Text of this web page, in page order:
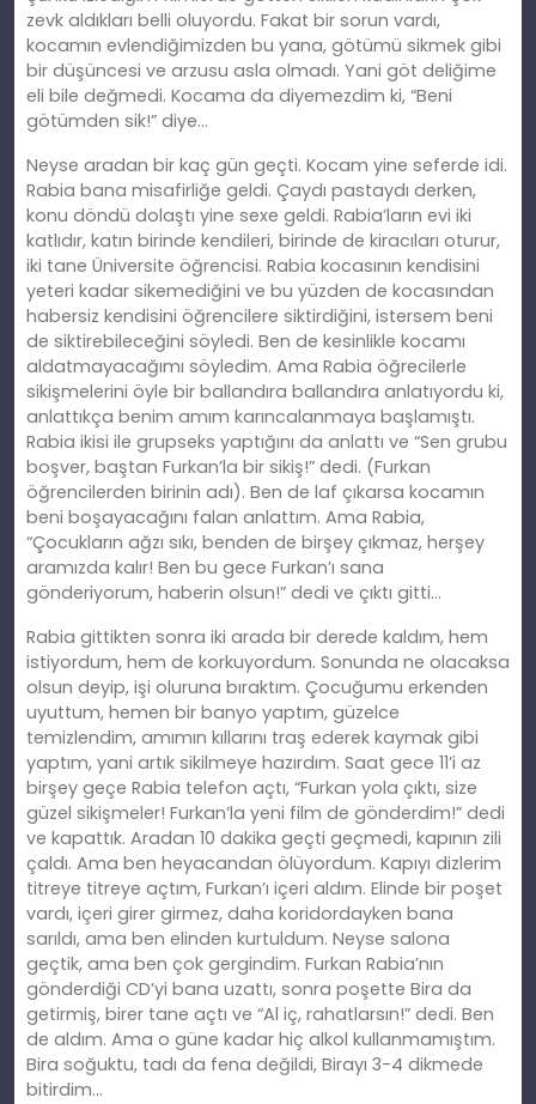
zevk aldıkları belli oluyordu. Fakat bir sorun vardı,
kocamın evlendiğimizden bu yana, götümü sikmek gibi
bir düşüncesi ve arzusu asla olmadı. Yani göt deliğime
eli bile değmedi. Kocama da diyemezdim ki, “Beni
götümden sik!” diye…
Neyse aradan bir kaç gün geçti. Kocam yine seferde idi.
Rabia bana misafirliğe geldi. Çaydı pastaydı derken,
konu döndü dolaştı yine sexe geldi. Rabia’ların evi iki
katlıdır, katın birinde kendileri, birinde de kiracıları oturur,
iki tane Üniversite öğrencisi. Rabia kocasının kendisini
yeteri kadar sikemediğini ve bu yüzden de kocasından
habersiz kendisini öğrencilere siktirdiğini, istersem beni
de siktirebileceğini söyledi. Ben de kesinlikle kocamı
aldatmayacağımı söyledim. Ama Rabia öğrecilerle
sikişmelerini öyle bir ballandıra ballandıra anlatıyordu ki,
anlattıkça benim amım karıncalanmaya başlamıştı.
Rabia ikisi ile grupseks yaptığını da anlattı ve “Sen grubu
boşver, baştan Furkan’la bir sikiş!” dedi. (Furkan
öğrencilerden birinin adı). Ben de laf çıkarsa kocamın
beni boşayacağını falan anlattım. Ama Rabia,
“Çocukların ağzı sıkı, benden de birşey çıkmaz, herşey
aramızda kalır! Ben bu gece Furkan’ı sana
gönderiyorum, haberin olsun!” dedi ve çıktı gitti…
Rabia gittikten sonra iki arada bir derede kaldım, hem
istiyordum, hem de korkuyordum. Sonunda ne olacaksa
olsun deyip, işi oluruna bıraktım. Çocuğumu erkenden
uyuttum, hemen bir banyo yaptım, güzelce
temizlendim, amımın kıllarını traş ederek kaymak gibi
yaptım, yani artık sikilmeye hazırdım. Saat gece 11’i az
birşey geçe Rabia telefon açtı, “Furkan yola çıktı, size
güzel sikişmeler! Furkan’la yeni film de gönderdim!” dedi
ve kapattık. Aradan 10 dakika geçti geçmedi, kapının zili
çaldı. Ama ben heyacandan ölüyordum. Kapıyı dizlerim
titreye titreye açtım, Furkan’ı içeri aldım. Elinde bir poşet
vardı, içeri girer girmez, daha koridordayken bana
sarıldı, ama ben elinden kurtuldum. Neyse salona
geçtik, ama ben çok gergindim. Furkan Rabia’nın
gönderdiği CD’yi bana uzattı, sonra poşette Bira da
getirmiş, birer tane açtı ve “Al iç, rahatlarsın!” dedi. Ben
de aldım. Ama o güne kadar hiç alkol kullanmamıştım.
Bira soğuktu, tadı da fena değildi, Birayı 3-4 dikmede
bitirdim…